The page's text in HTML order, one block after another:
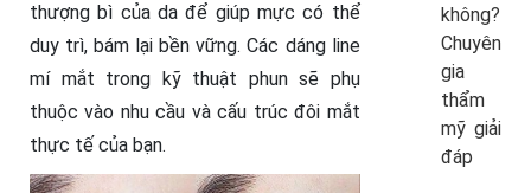
thượng bì của da để giúp mực có thể
duy trì, bám lại bền vững. Các dáng line
mí mắt trong kỹ thuật phun sẽ phụ
thuộc vào nhu cầu và cấu trúc đôi mắt
thực tế của bạn.
không?
Chuyên
gia
thẩm
mỹ giải
đáp